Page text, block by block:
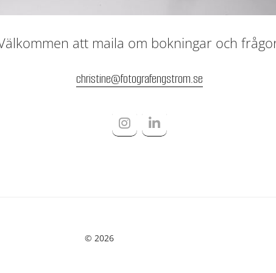
att maila om bokningar och
christine@fotografengstrom.se
© 2026